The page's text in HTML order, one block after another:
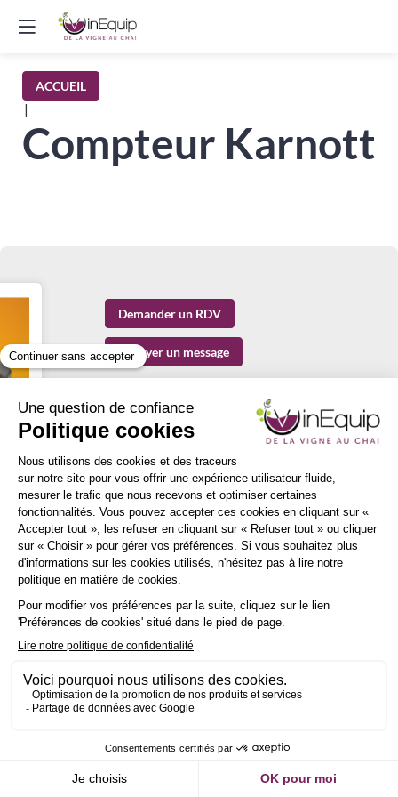
ACCUEIL
|
Compteur Karnott
Demander un RDV
Envoyer un message
Demander un RDV
INSCRIPTIONNEWSLETTER